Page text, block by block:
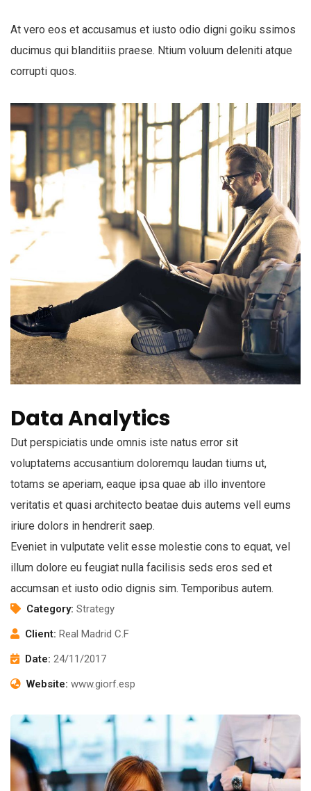
At vero eos et accusamus et iusto odio digni goiku ssimos
ducimus qui blanditiis praese. Ntium voluum deleniti atque
corrupti quos.
Data Analytics
Dut perspiciatis unde omnis iste natus error sit
voluptatems accusantium doloremqu laudan tiums ut,
totams se aperiam, eaque ipsa quae ab illo inventore
veritatis et quasi architecto beatae duis autems vell eums
iriure dolors in hendrerit saep.
Eveniet in vulputate velit esse molestie cons to equat, vel
illum dolore eu feugiat nulla facilisis seds eros sed et
accumsan et iusto odio dignis sim. Temporibus autem.
Category: Strategy
Client: Real Madrid C.F
Date: 24/11/2017
Website: www.giorf.esp